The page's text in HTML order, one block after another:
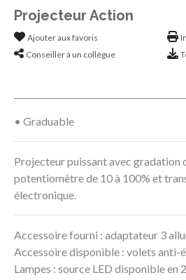
Projecteur Action
Ajouter aux favoris
Conseiller à un collègue
• Graduable
Projecteur puissant avec gradation
potentiomètre de 10 à 100% et
électronique.
Accessoire fourni : adaptateur 3
Accessoire disponible : volets anti-
Lampes : source LED disponible en